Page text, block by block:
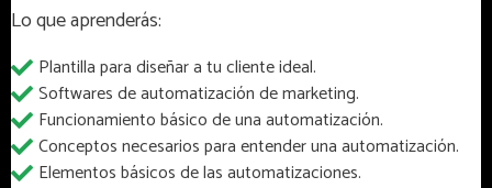
Lo que aprenderás:
Plantilla para diseñar a tu cliente ideal.
Softwares de automatización de marketing.
Funcionamiento básico de una automatización.
Conceptos necesarios para entender una automatización.
Elementos básicos de las automatizaciones.